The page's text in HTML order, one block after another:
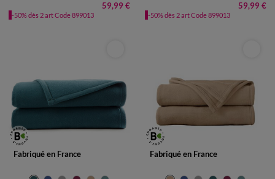
59,99 €
-50% dès 2 art Code 899013
59,99 €
-50% dès 2 art Code 899013
Fabriqué en France Fabriqué en France